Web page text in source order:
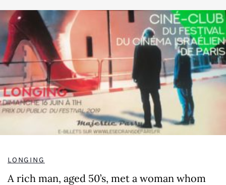
LONGING
A rich man, aged 50’s, met a woman whom